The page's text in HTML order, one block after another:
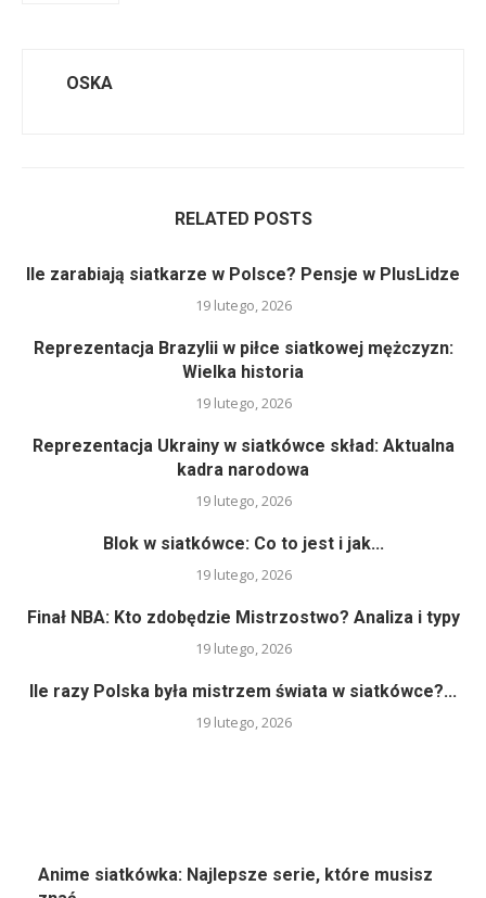
OSKA
RELATED POSTS
Ile zarabiają siatkarze w Polsce? Pensje w PlusLidze
19 lutego, 2026
Reprezentacja Brazylii w piłce siatkowej mężczyzn:
Wielka historia
19 lutego, 2026
Reprezentacja Ukrainy w siatkówce skład: Aktualna
kadra narodowa
19 lutego, 2026
Blok w siatkówce: Co to jest i jak...
19 lutego, 2026
Finał NBA: Kto zdobędzie Mistrzostwo? Analiza i typy
19 lutego, 2026
Ile razy Polska była mistrzem świata w siatkówce?...
19 lutego, 2026
Anime siatkówka: Najlepsze serie, które musisz